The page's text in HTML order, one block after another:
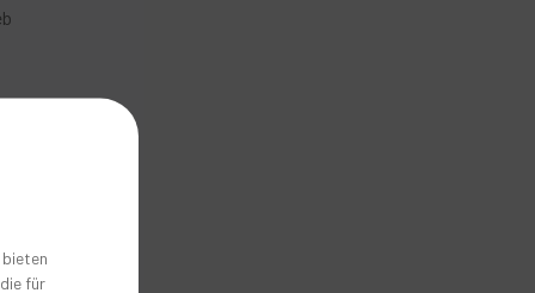
für